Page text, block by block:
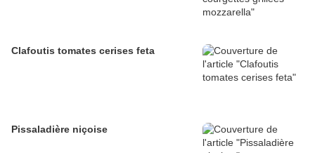
Clafoutis tomates cerises feta
Pissaladière niçoise